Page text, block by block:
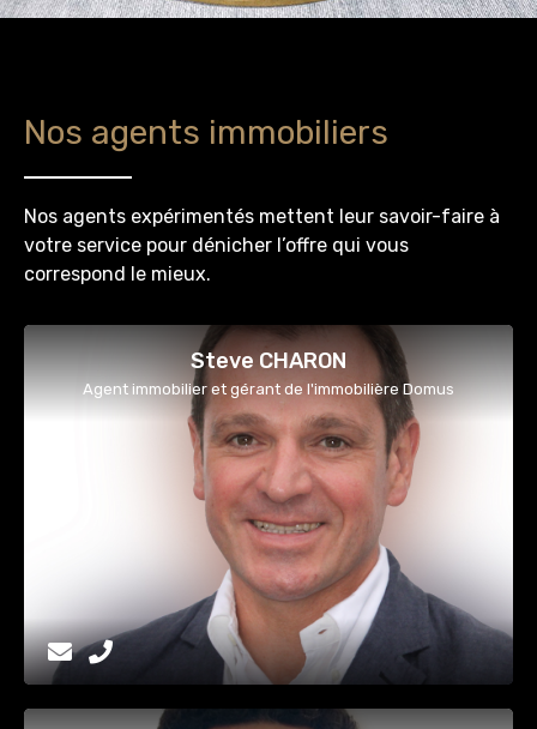
Nos agents immobiliers
Nos agents expérimentés mettent leur savoir-faire à
votre service pour dénicher l’offre qui vous
correspond le mieux.
Steve CHARON
Agent immobilier et gérant de l'immobilière Domus